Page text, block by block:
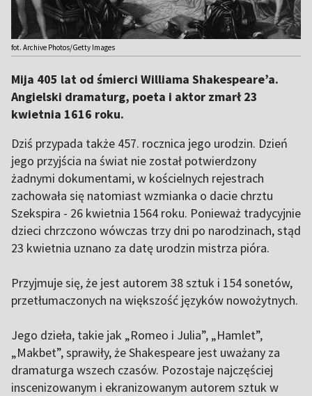
fot. Archive Photos/Getty Images
Mija 405 lat od śmierci Williama Shakespeare’a.
Angielski dramaturg, poeta i aktor zmarł 23
kwietnia 1616 roku.
Dziś przypada także 457. rocznica jego urodzin. Dzień
jego przyjścia na świat nie został potwierdzony
żadnymi dokumentami, w kościelnych rejestrach
zachowała się natomiast wzmianka o dacie chrztu
Szekspira - 26 kwietnia 1564 roku. Ponieważ tradycyjnie
dzieci chrzczono wówczas trzy dni po narodzinach, stąd
23 kwietnia uznano za datę urodzin mistrza pióra.
Przyjmuje się, że jest autorem 38 sztuk i 154 sonetów,
przetłumaczonych na większość języków nowożytnych.
Jego dzieła, takie jak „Romeo i Julia”, „Hamlet”,
„Makbet”, sprawiły, że Shakespeare jest uważany za
dramaturga wszech czasów. Pozostaje najczęściej
inscenizowanym i ekranizowanym autorem sztuk w